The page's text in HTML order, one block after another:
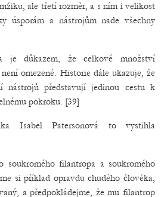
ale třetí rozměr, a s ním i velikost
úsporám a nástrojům nade všechny
je důkazem, že celkové množství
omezené. Historie dále ukazuje, že
nástrojů představují jedinou cestu k
pokroku. [39]
Isabel Patersonová to vystihla
soukromého filantropa a soukromého
si příklad opravdu chudého člověka,
a předpokládejme, že mu filantrop